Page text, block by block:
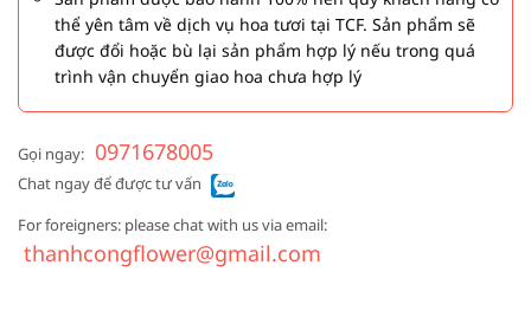
thể yên tâm về dịch vụ hoa tươi tại TCF. Sản phẩm sẽ
được đổi hoặc bù lại sản phẩm hợp lý nếu trong quá
trình vận chuyển giao hoa chưa hợp lý
Gọi ngay: 0971678005
Chat ngay để được tư vấn
For foreigners: please chat with us via email:
thanhcongflower@gmail.com